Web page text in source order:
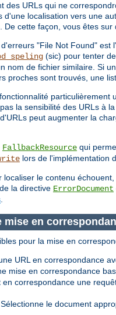
des URLs qui ne
d'une localisation vers une
De cette façon, vous êtes
"File Not Found"
(sic) pour tenter
nom de fichier similaire. Si
proches sont trouvés, une
la sensibilité des URLs à
peut augmenter la
FallbackResource qui
lors de l'implémentation
localiser le contenu
la directive ErrorDocument
.
en
pour la mise en
URL en correspondance
mise en correspondance
en correspondance une
le document